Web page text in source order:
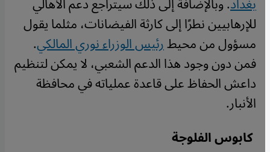
للإرهابيين نطرًا إلى كارثة الفيضانات، مثلما يقول
مسؤول من محيطرئيس الوزراء نوري المالكي.
فمن دون وجود هذا الدعم الشعبي، لا يمكن لتنظيم
داعش الحفاظ على قاعدة عملياته في محافظة
الأنبار.
كابوس الفلوجة